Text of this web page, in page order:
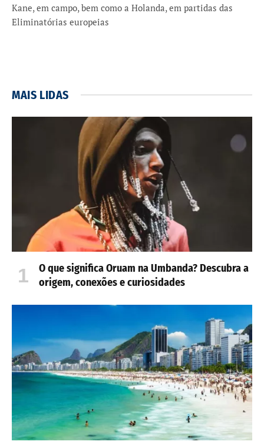
Kane, em campo, bem como a Holanda, em partidas das
Eliminatórias europeias
MAIS LIDAS
O que significa Oruam na Umbanda? Descubra a
origem, conexões e curiosidades